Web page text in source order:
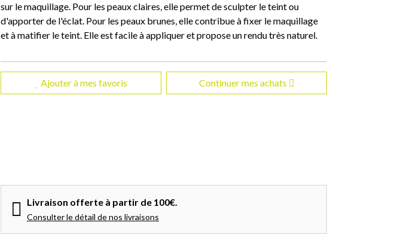
sur le maquillage. Pour les peaux claires, elle permet de sculpter le teint ou
d'apporter de l'éclat. Pour les peaux brunes, elle contribue à fixer le maquillage
et à matifier le teint. Elle est facile à appliquer et propose un rendu très naturel.
Ajouter à mes favoris Continuer mes achats
Livraison offerte à partir de 100€.
Consulter le détail de nos livraisons